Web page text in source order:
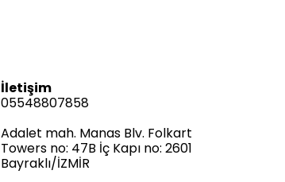
İletişim
05548807858
Adalet mah. Manas Blv. Folkart
Towers no: 47B İç Kapı no: 2601
Bayraklı/İZMİR